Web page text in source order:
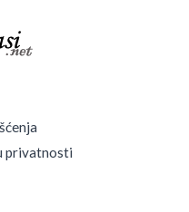
privatnosti